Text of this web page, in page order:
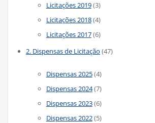
Licitações 2019(3)
Licitações 2018(4)
Licitações 2017(6)
2. Dispensas de Licitação (47)
Dispensas 2025(4)
Dispensas 2024(7)
Dispensas 2023(6)
Dispensas 2022(5)